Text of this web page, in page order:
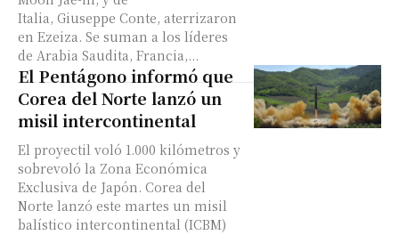
Italia, Giuseppe Conte, aterrizaron
en Ezeiza. Se suman a los líderes
de Arabia Saudita, Francia,...
El Pentágono informó que
Corea del Norte lanzó un
misil intercontinental
El proyectil voló 1.000 kilómetros y
sobrevoló la Zona Económica
Exclusiva de Japón. Corea del
Norte lanzó este martes un misil
balístico intercontinental (ICBM)